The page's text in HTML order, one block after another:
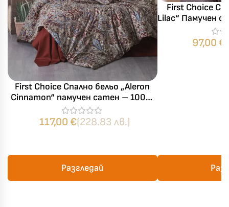
First Choice Спално бельо „Aleron
Cinnamon“ памучен сатен – 100%
памук – 7 части – за спалня с две
завивки
117,00 €(228.83 лв.)
Разгледай
First Choice
Lilac“ Памучен
– 6
97,00 €